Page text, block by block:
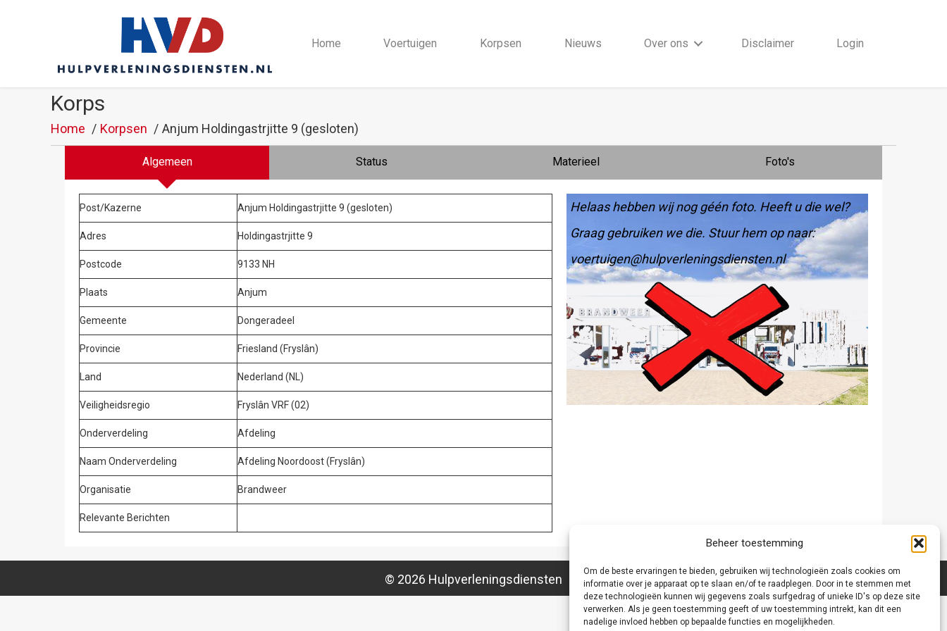
Beheer toestemming
Om de beste ervaringen te bieden, gebruiken wij technologieën zoals cookies om
informatie over je apparaat op te slaan en/of te raadplegen. Door in te stemmen met
deze technologieën kunnen wij gegevens zoals surfgedrag of unieke ID's op deze site
verwerken. Als je geen toestemming geeft of uw toestemming intrekt, kan dit een
nadelige invloed hebben op bepaalde functies en mogelijkheden.
Home Voertuigen Korpsen Nieuws Over ons Disclaimer Login
Korps
Home Korpsen Anjum Holdingastrjitte 9 (gesloten)
Algemeen Status Materieel Foto's
Post/Kazerne Anjum Holdingastrjitte 9 (gesloten)
Adres Holdingastrjitte 9
Postcode 9133 NH
Plaats Anjum
Gemeente Dongeradeel
Provincie Friesland (Fryslân)
Land Nederland (NL)
Veiligheidsregio Fryslân VRF (02)
Onderverdeling Afdeling
Naam Onderverdeling Afdeling Noordoost (Fryslân)
Organisatie Brandweer
Relevante Berichten
Helaas hebben wij nog géén foto. Heeft u die wel?
Graag gebruiken we die. Stuur hem op naar:
voertuigen@hulpverleningsdiensten.nl
© 2026 Hulpverleningsdiensten